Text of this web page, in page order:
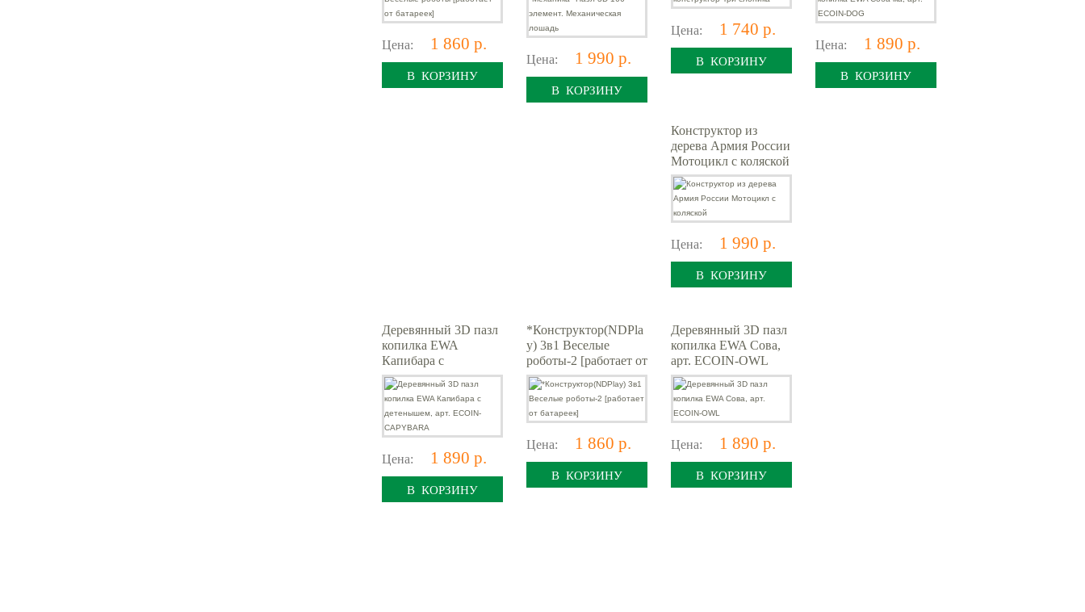
Цена: 1 860 р.
В КОРЗИНУ
Цена: 1 990 р.
В КОРЗИНУ
Цена: 1 740 р.
В КОРЗИНУ
Цена: 1 890 р.
В КОРЗИНУ
Конструктор из
дерева Армия России
Мотоцикл с коляской
Цена: 1 990 р.
В КОРЗИНУ
Деревянный 3D пазл
копилка EWA
Капибара с
детенышем, арт.
ECOIN-CAPYBARA
Цена: 1 890 р.
В КОРЗИНУ
*Конструктор(NDPla
y) 3в1 Веселые
роботы-2 [работает от
батареек]
Цена: 1 860 р.
В КОРЗИНУ
Деревянный 3D пазл
копилка EWA Сова,
арт. ECOIN-OWL
Цена: 1 890 р.
В КОРЗИНУ